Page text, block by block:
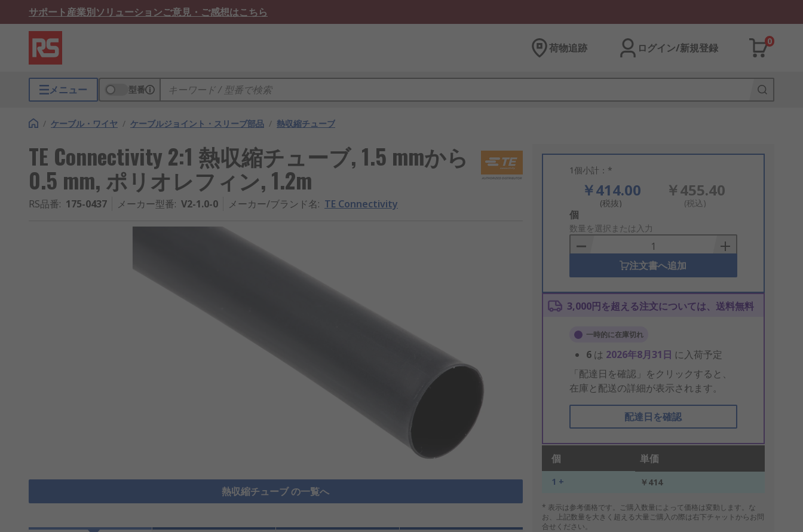
サポート産業別ソリューションご意見・ご感想はこちら
荷物追跡 ログイン/新規登録
0
メニュー 型番
/ ケーブル・ワイヤ / ケーブルジョイント・スリーブ部品 / 熱収縮チューブ
TE Connectivity 2:1 熱収縮チューブ, 1.5 mmから
0.5 mm, ポリオレフィン, 1.2m
RS品番: 175-0437 メーカー型番: V2-1.0-0 メーカー/ブランド名: TE Connectivity
熱収縮チューブ の一覧へ
1個小計：*
￥414.00
(税抜)
￥455.40
(税込)
Add
to
Basket
個
数量を選択または入力
注文書へ追加
3,000円を超える注文については、送料無料
一時的に在庫切れ
6 は 2026年8月31日 に入荷予定
「配達日を確認」をクリックすると、
在庫と配送の詳細が表示されます。
配達日を確認
個 単価
1 + ￥414
* 表示は参考価格です。ご購入数量によって価格は変動します。な
お、上記数量を大きく超える大量ご購入の際は右下チャットからお問
合せください。